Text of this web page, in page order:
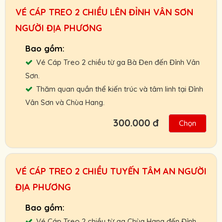
Chính sách ưu đãi cho đối tác, khách đoàn,
HDV, nhà xe.
Chính sách hoàn, đổi vé linh hoạt.
Cam kết giá vé tốt nhất, hỗ trợ nhanh nhất.
Người Lớn :
Trẻ Em:120.000 VNĐ
Gọi ngay: 0901.011.772 để nhận giá vé tốt
VÉ CÁP TREO 2 CHIỀU LÊN ĐỈNH VÂN SƠN
NGƯỜI ĐỊA PHƯƠNG
Vé Cáp Treo 2 chiều từ ga Bà Đen đến Đỉnh Vân
Sơn.
Thăm quan quần thể kiến trúc và tâm linh tại Đỉnh
Vân Sơn và Chùa Hang.
Hỗ trợ giao vé tận nơi hoặc nhận và thanh
toán Booking vé tại ga cáp treo.
Chính sách ưu đãi cho đối tác, khách đoàn,
Cam kết giá vé tốt nhất, hỗ trợ nhanh nhất.
300.000 đ Chọn
VÉ CÁP TREO 2 CHIỀU TUYẾN TÂM AN NGƯỜI
ĐỊA PHƯƠNG